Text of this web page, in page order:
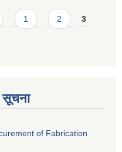
1 2 3
सूचना
of Fabrication